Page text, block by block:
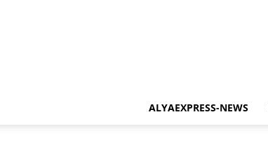
ALYAEXPRESS-NEWS